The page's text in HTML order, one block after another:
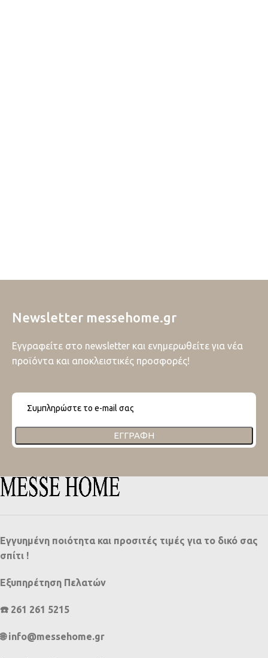
Newsletter messehome.gr
Εγγραφείτε στο newsletter και ενημερωθείτε για νέα
προϊόντα και αποκλειστικές προσφορές!
ΕΓΓΡΑΦΉ
Εγγυημένη ποιότητα και προσιτές τιμές για το δικό σας
σπίτι !
Εξυπηρέτηση Πελατών
☎️ 261 261 5215
🌐 info@messehome.gr